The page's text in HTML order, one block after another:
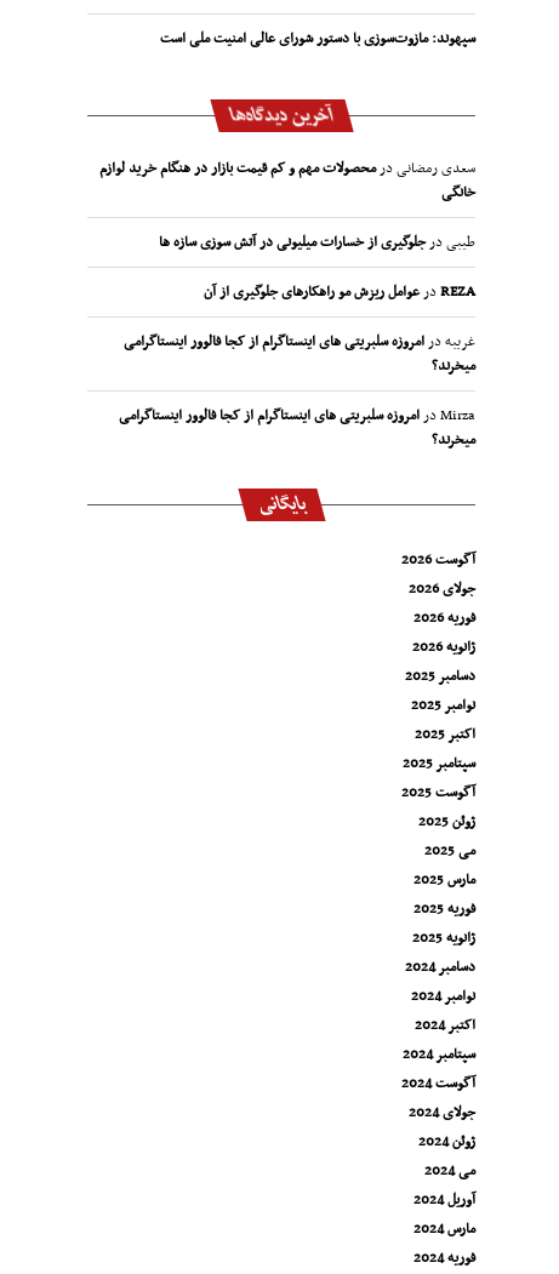
سپهوند:‌ مازوت‌سوزی با دستور شورای عالی امنیت ملی است
آخرین دیدگاه‌ها
سعدی رمضانیدرمحصولات مهم و کم قیمت بازار در هنگام خرید لوازم
خانگی
طیبیدرجلوگیری از خسارات میلیونی در آتش سوزی سازه ها
REZAدرعوامل ریزش مو راهکارهای جلوگیری از آن
غریبهدرامروزه سلبریتی های اینستاگرام از کجا فالوور اینستاگرامی
میخرند؟
Mirzaدرامروزه سلبریتی های اینستاگرام از کجا فالوور اینستاگرامی
میخرند؟
بایگانی
آگوست 2026
جولای 2026
فوریه 2026
ژانویه 2026
دسامبر 2025
نوامبر 2025
اکتبر 2025
سپتامبر 2025
آگوست 2025
ژوئن 2025
می 2025
مارس 2025
فوریه 2025
ژانویه 2025
دسامبر 2024
نوامبر 2024
اکتبر 2024
سپتامبر 2024
آگوست 2024
جولای 2024
ژوئن 2024
می 2024
آوریل 2024
مارس 2024
فوریه 2024